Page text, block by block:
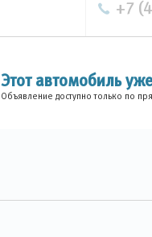
+7
Этот автомобиль
Объявление доступно только по